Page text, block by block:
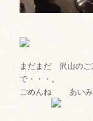
まだまだ 沢山のご
で・・・。
ごめんね
あいみ